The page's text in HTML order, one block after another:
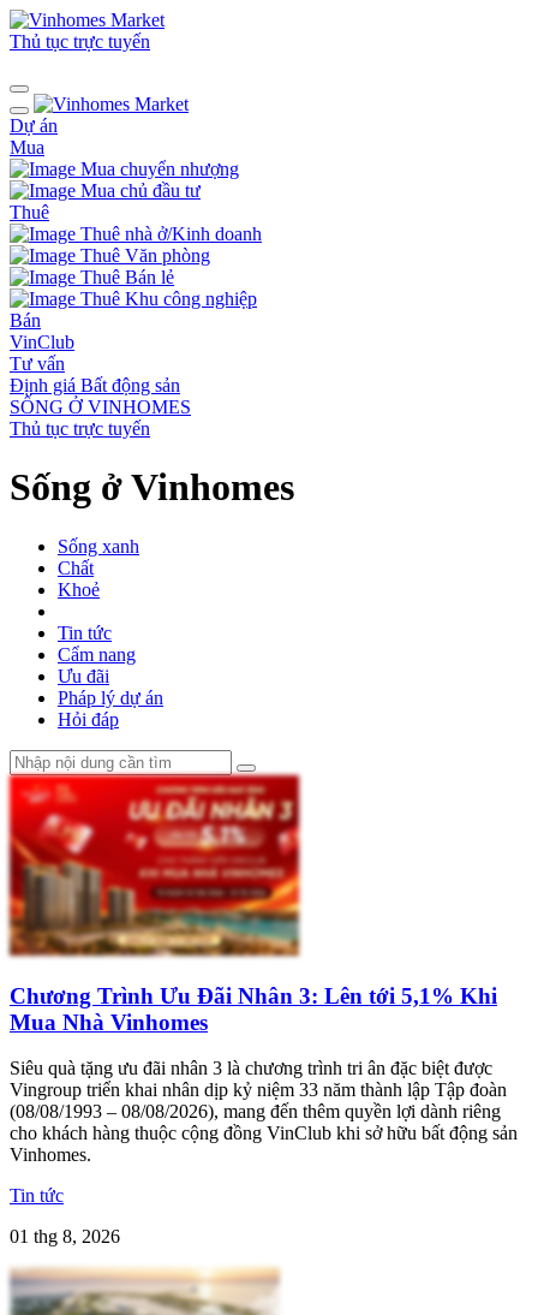
Thủ tục trực tuyến
Dự án
Mua
Mua chuyển nhượng
Mua chủ đầu tư
Thuê
Thuê nhà ở/Kinh doanh
Thuê Văn phòng
Thuê Bán lẻ
Thuê Khu công nghiệp
Bán
VinClub
Tư vấn
Định giá Bất động sản
SỐNG Ở VINHOMES
Thủ tục trực tuyến
Sống ở Vinhomes
Sống xanh
Chất
Khoẻ
Tin tức
Cẩm nang
Ưu đãi
Pháp lý dự án
Hỏi đáp
Chương Trình Ưu Đãi Nhân 3: Lên tới 5,1% Khi
Mua Nhà Vinhomes
Siêu quà tặng ưu đãi nhân 3 là chương trình tri ân đặc biệt được
Vingroup triển khai nhân dịp kỷ niệm 33 năm thành lập Tập đoàn
(08/08/1993 – 08/08/2026), mang đến thêm quyền lợi dành riêng
cho khách hàng thuộc cộng đồng VinClub khi sở hữu bất động sản
Vinhomes.
Tin tức
01 thg 8, 2026